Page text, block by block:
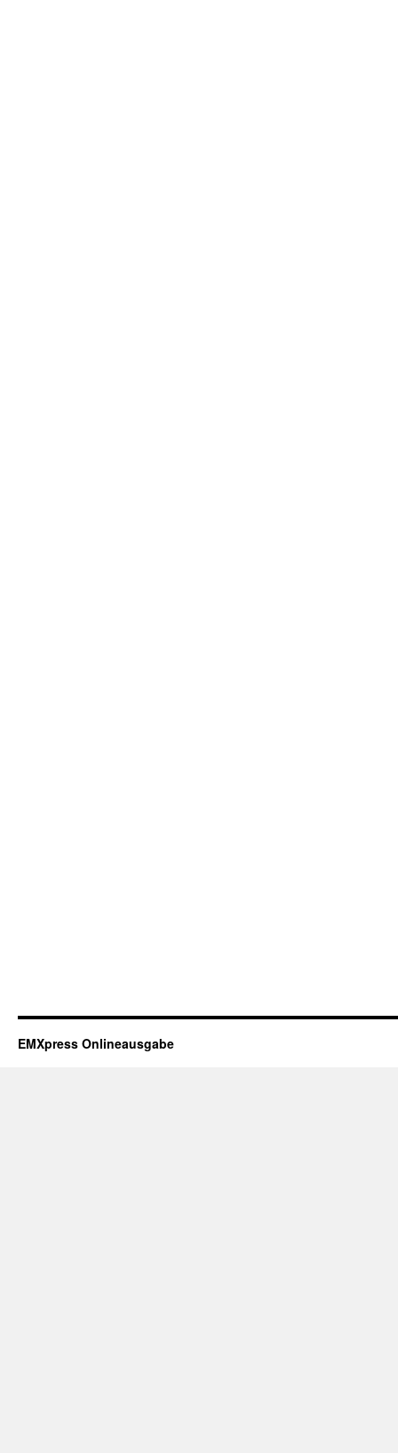
EMXpress Onlineausgabe